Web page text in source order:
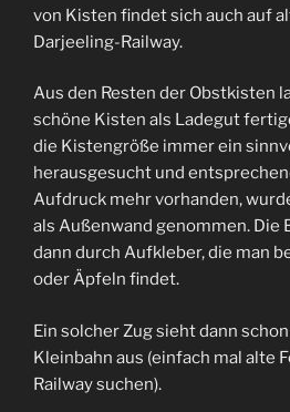
von Kisten findet sich auch auf
Darjeeling-Railway.
Aus den Resten der Obstkisten
schöne Kisten als Ladegut
die Kistengröße immer ein
herausgesucht und
Aufdruck mehr vorhanden,
als Außenwand genommen.
dann durch Aufkleber, die man
oder Äpfeln findet.
Ein solcher Zug sieht dann
Kleinbahn aus (einfach mal alte
Railway suchen).